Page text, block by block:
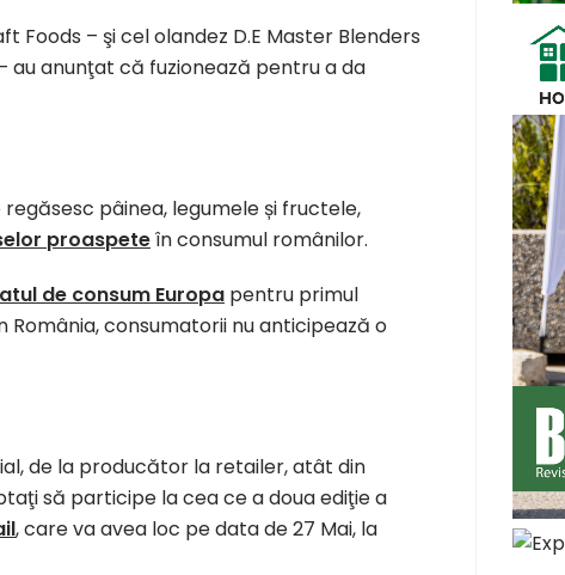
– şi cel olandez D.E Master Blenders
au anunţat că fuzionează pentru a da
pâinea, legumele și fructele,
proaspeteîn consumul românilor.
de consum Europa pentru primul
România, consumatorii nu anticipează o
de la producător la retailer, atât din
să participe la cea ce a doua ediţie a
, care va avea loc pe data de 27 Mai, la